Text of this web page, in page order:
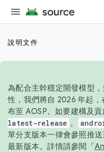
說明文件
為配合主幹穩定開發模型
性，我們將自 2026 年起
布至 AOSP。如要建構及
latest-release 。
單分支版本一律會參照推
最新版本。詳情請參閱「